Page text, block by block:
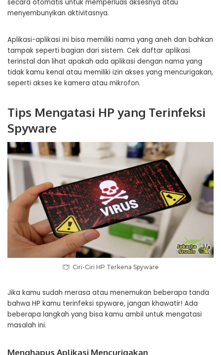
secara otomatis untuk memperluas aksesnya atau
menyembunyikan aktivitasnya.
Aplikasi-aplikasi ini bisa memiliki nama yang aneh dan bahkan
tampak seperti bagian dari sistem. Cek daftar aplikasi
terinstal dan lihat apakah ada aplikasi dengan nama yang
tidak kamu kenal atau memiliki izin akses yang mencurigakan,
seperti akses ke kamera atau mikrofon.
Tips Mengatasi HP yang Terinfeksi
Spyware
Ciri-Ciri HP Terkena Spyware
Jika kamu sudah merasa atau menemukan beberapa tanda
bahwa HP kamu terinfeksi spyware, jangan khawatir! Ada
beberapa langkah yang bisa kamu ambil untuk mengatasi
masalah ini.
Menghapus Aplikasi Mencurigakan